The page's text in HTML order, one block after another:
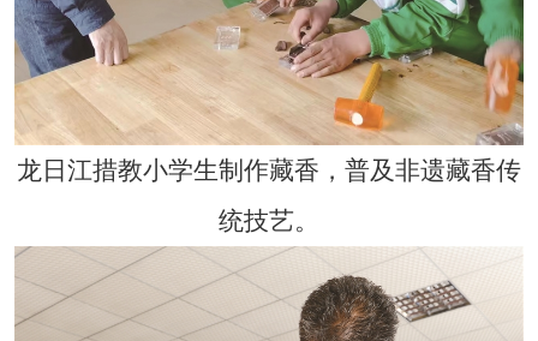
龙日江措教小学生制作藏香，普及非遗藏香传
统技艺。